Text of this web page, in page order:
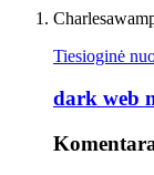
Tiesioginė
dark web